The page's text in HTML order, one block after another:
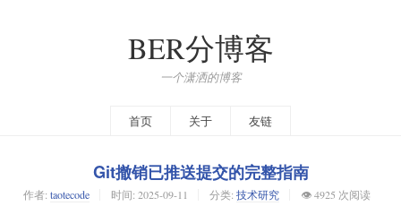
BER分博客
一个潇洒的博客
首页 关于 友链
Git撤销已推送提交的完整指南
作者: taotecode 时间: 2025-09-11 分类: 技术研究 👁️ 4925 次阅读